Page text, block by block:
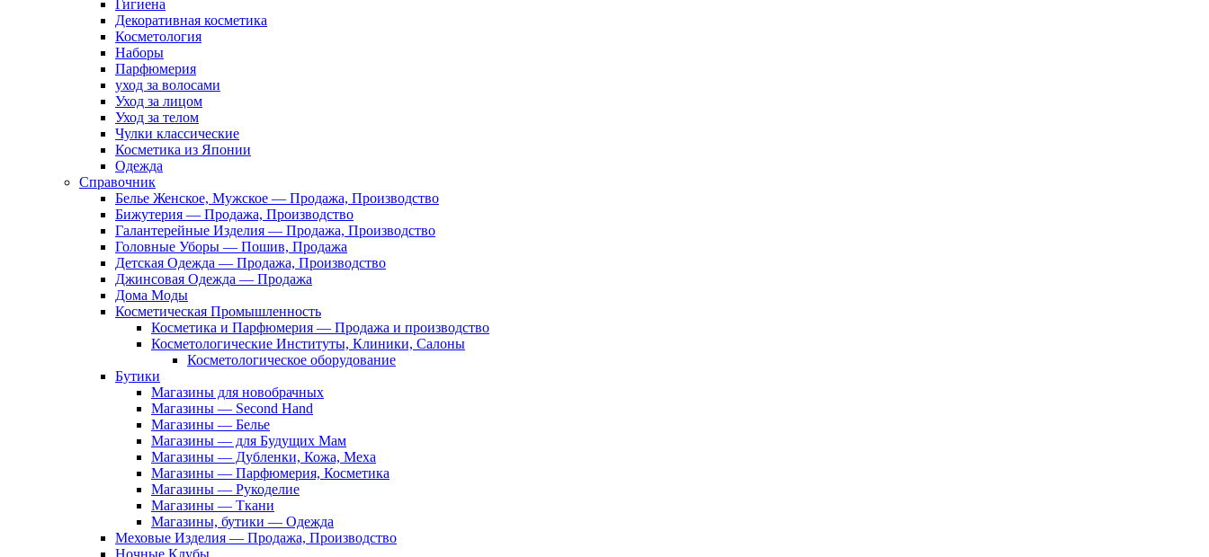
Гигиена
Декоративная косметика
Косметология
Наборы
Парфюмерия
уход за волосами
Уход за лицом
Уход за телом
Чулки классические
Косметика из Японии
Одежда
Справочник
Белье Женское, Мужское — Продажа, Производство
Бижутерия — Продажа, Производство
Галантерейные Изделия — Продажа, Производство
Головные Уборы — Пошив, Продажа
Детская Одежда — Продажа, Производство
Джинсовая Одежда — Продажа
Дома Моды
Косметическая Промышленность
Косметика и Парфюмерия — Продажа и производство
Косметологические Институты, Клиники, Салоны
Косметологическое оборудование
Бутики
Магазины для новобрачных
Магазины — Second Hand
Магазины — Белье
Магазины — для Будущих Мам
Магазины — Дубленки, Кожа, Меха
Магазины — Парфюмерия, Косметика
Магазины — Рукоделие
Магазины — Ткани
Магазины, бутики — Одежда
Меховые Изделия — Продажа, Производство
Ночные Клубы